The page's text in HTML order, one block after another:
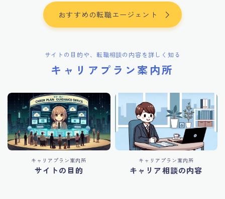
おすすめの転職エージェント
サイトの目的や、転職相談の内容を詳しく知る
キャリアプラン案内所
キャリアプラン案内所
サイトの目的
キャリアプラン案内所
キャリア相談の内容